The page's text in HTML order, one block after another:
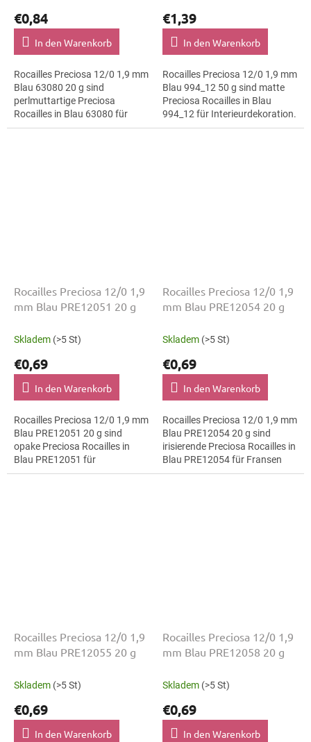
€0,84
In den Warenkorb
Rocailles Preciosa 12/0 1,9 mm
Blau 63080 20 g sind
perlmuttartige Preciosa
Rocailles in Blau 63080 für
Kostümgestaltung. Die Größe
€1,39
In den Warenkorb
Rocailles Preciosa 12/0 1,9 mm
Blau 994_12 50 g sind matte
Preciosa Rocailles in Blau
994_12 für Interieurdekoration.
Die Größe 12/0 mit 1,9 mm
Rocailles Preciosa 12/0 1,9
mm Blau PRE12051 20 g
Skladem (>5 St)
€0,69
In den Warenkorb
Rocailles Preciosa 12/0 1,9 mm
Blau PRE12051 20 g sind
opake Preciosa Rocailles in
Blau PRE12051 für
geometrische Muster. Die
Rocailles Preciosa 12/0 1,9
mm Blau PRE12054 20 g
Skladem (>5 St)
€0,69
In den Warenkorb
Rocailles Preciosa 12/0 1,9 mm
Blau PRE12054 20 g sind
irisierende Preciosa Rocailles in
Blau PRE12054 für Fransen
und Quasten. Die Größe 12/0
Rocailles Preciosa 12/0 1,9
mm Blau PRE12055 20 g
Skladem (>5 St)
€0,69
In den Warenkorb
Rocailles Preciosa 12/0 1,9
mm Blau PRE12058 20 g
Skladem (>5 St)
€0,69
In den Warenkorb